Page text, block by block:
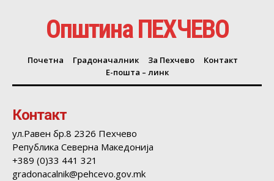
Општина ПЕХЧЕВО
Почетна Градоначалник За Пехчево
Контакт
Е-пошта – линк
Контакт
ул.Равен бр.8 2326 Пехчево
Република Северна Македонија
+389 (0)33 441 321
gradonacalnik@pehcevo.gov.mk